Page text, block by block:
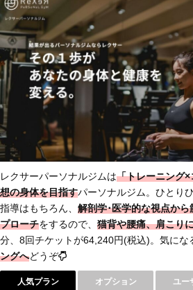
レクサーパーソナルジムは「トレーニング
想の身体を目指すパーソナルジム。ひとり
指導はもちろん、 解剖学･医学的な視点か
プローチをするので、 猫背や腰痛、肩こり
分、8回チケットが64,240円(税込)。気にな
ングへどうぞ
人気プラン オプション ユー